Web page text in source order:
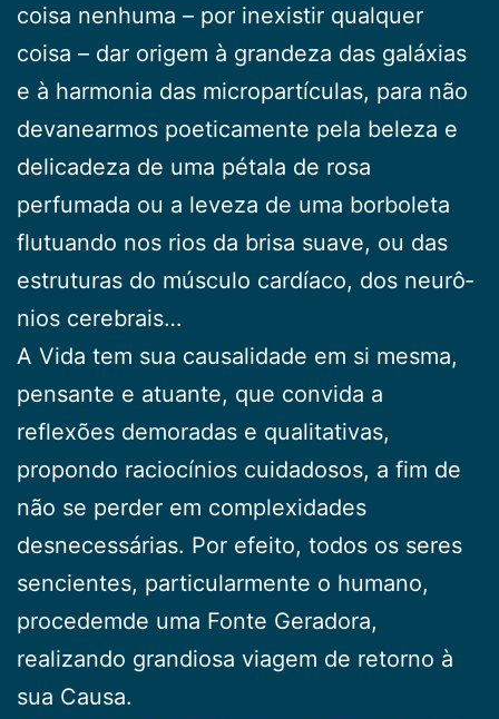
coi­sa nenhuma – por inexistir qualquer
coisa – dar origem à grandeza das galáxias
e à harmonia das micropartí­culas, para não
devanearmos poeticamente pela beleza e
delicadeza de uma pétala de rosa
perfumada ou a le­veza de uma borboleta
flutuando nos rios da brisa sua­ve, ou das
estruturas do músculo cardíaco, dos neurô­
nios cerebrais…
A Vida tem sua causalidade em si mesma,
pensan­te e atuante, que convida a
reflexões demoradas e qualitativas,
propondo raciocínios cuidadosos, a fim de
não se perder em complexidades
desnecessárias. Por efei­to, todos os seres
sencientes, particularmente o huma­no,
procedemde uma Fonte Geradora,
realizando gran­diosa viagem de retorno à
sua Causa.